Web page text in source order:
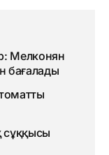
Мелконян
бағалады
сұққысы